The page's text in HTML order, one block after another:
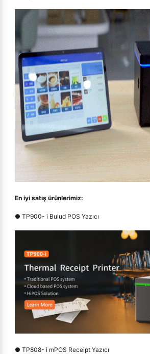
En iyi satış ürünlerimiz:
● TP900- i Bulud POS Yazıcı
● TP808- i mPOS Receipt Yazıcı